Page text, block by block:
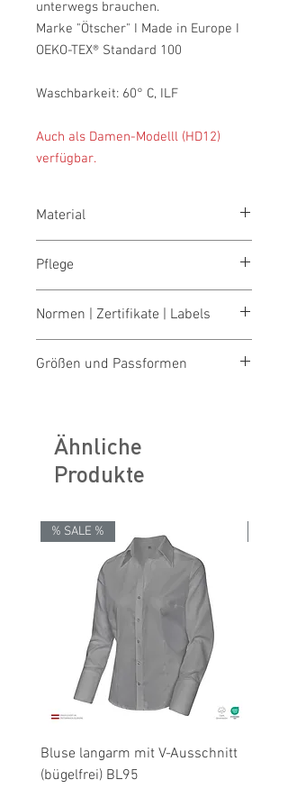
unterwegs brauchen.
Marke "Ötscher" I Made in Europe I
OEKO-TEX® Standard 100
Waschbarkeit: 60° C, ILF
Auch als Damen-Modelll (HD12)
verfügbar.
Material
Pflege
bleichen nicht erlaubt
trocknen 1 Pkt. (niedrige Temp.)
bügeln 2 Pkt. (mittlere Temp.)
Normen | Zertifikate | Labels
Made in Austria/Europe
Größen und Passformen
Ähnliche
Produkte
% SALE %
Bluse langarm mit V-Ausschnitt
(bügelfrei) BL95